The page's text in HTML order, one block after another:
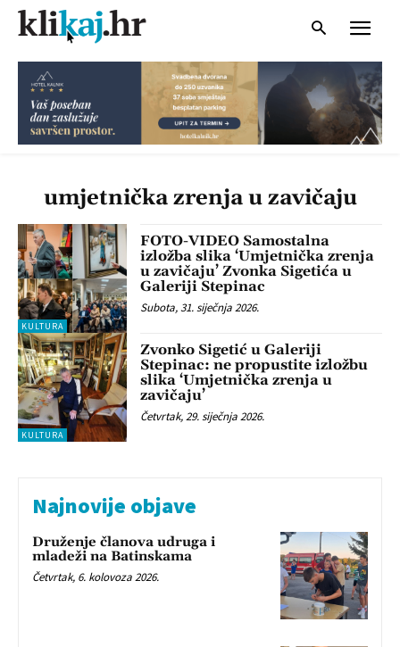
umjetnička zrenja u zavičaju
KULTURA
FOTO-VIDEO Samostalna
izložba slika ‘Umjetnička zrenja
u zavičaju’ Zvonka Sigetića u
Galeriji Stepinac
Subota, 31. siječnja 2026.
KULTURA
Zvonko Sigetić u Galeriji
Stepinac: ne propustite izložbu
slika ‘Umjetnička zrenja u
zavičaju’
Četvrtak, 29. siječnja 2026.
Najnovije objave
Druženje članova udruga i
mladeži na Batinskama
Četvrtak, 6. kolovoza 2026.